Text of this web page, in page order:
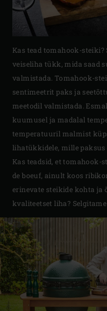
Kas tead tomahook-
veiseliha tükk, mida saad
valmistada. Tomahook-
sentimeetrit paks ja
meetodil valmistada.
kuumusel ja madalal
temperatuuril malmist
lihatükkidele, mille
Kas teadsid, et tomahook-
de boeuf, ainult koos
erinevate steikide kohta ja
kvaliteetset liha?